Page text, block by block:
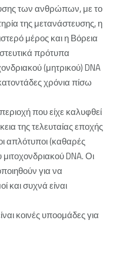
των ανθρώπων, με το
της μετανάστευσης, η
μέρος και η Βόρεια
πρότυπα
(μητρικού) DNA
χρόνια πίσω
που είχε καλυφθεί
της τελευταίας εποχής
απλότυποι (καθαρές
DNA. Οι
για να
και συχνά είναι
κοινές υποομάδες για